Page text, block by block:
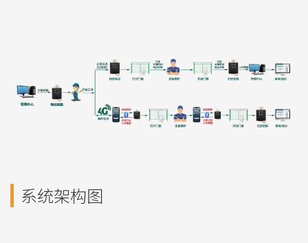
系统架构图